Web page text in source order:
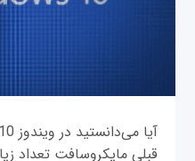
قبلی مایکروسافت تعداد